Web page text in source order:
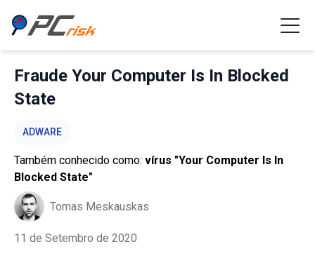
Fraude Your Computer Is In Blocked
State
ADWARE
Também conhecido como: vírus "Your Computer Is In
Blocked State"
Tomas Meskauskas
11 de Setembro de 2020